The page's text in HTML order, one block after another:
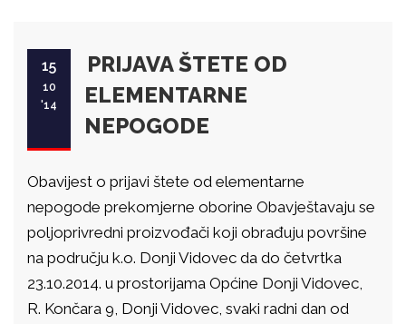
15
10
'14
PRIJAVA ŠTETE OD
ELEMENTARNE
NEPOGODE
Obavijest o prijavi štete od elementarne
nepogode prekomjerne oborine Obavještavaju se
poljoprivredni proizvođači koji obrađuju površine
na području k.o. Donji Vidovec da do četvrtka
23.10.2014. u prostorijama Općine Donji Vidovec,
R. Končara 9, Donji Vidovec, svaki radni dan od